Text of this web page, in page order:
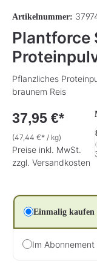
Artikelnummer:
Plantforce
Pflanzliches
braunem Reis
37,95 €*
(47,44 €* / kg)
Preise inkl. MwSt.
zzgl. Versandkosten
Einmalig kaufen
Im Abonnement